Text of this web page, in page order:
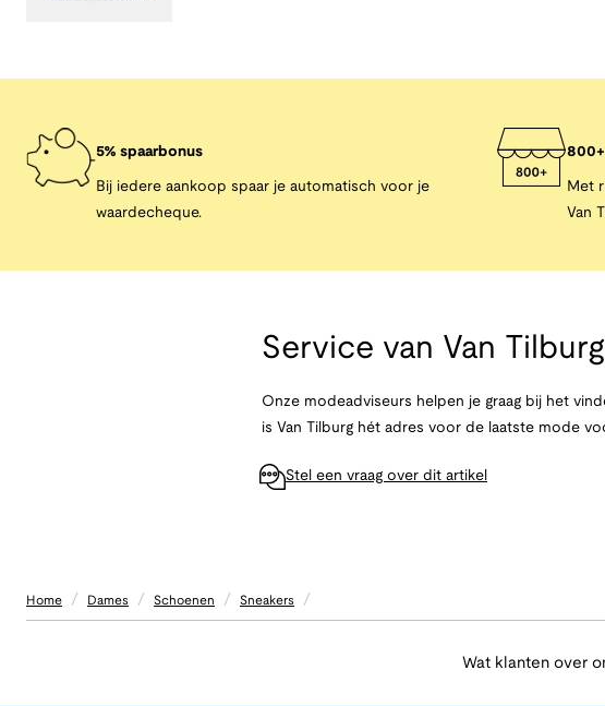
5% spaarbonus
Bij iedere aankoop spaar je automatisch voor je
waardecheque.
Met
Van
Service van Van Tilburg
Onze modeadviseurs helpen je graag bij het
is Van Tilburg hét adres voor de laatste mode
Stel een vraag over dit artikel
Home / Dames / Schoenen / Sneakers /
Wat klanten over